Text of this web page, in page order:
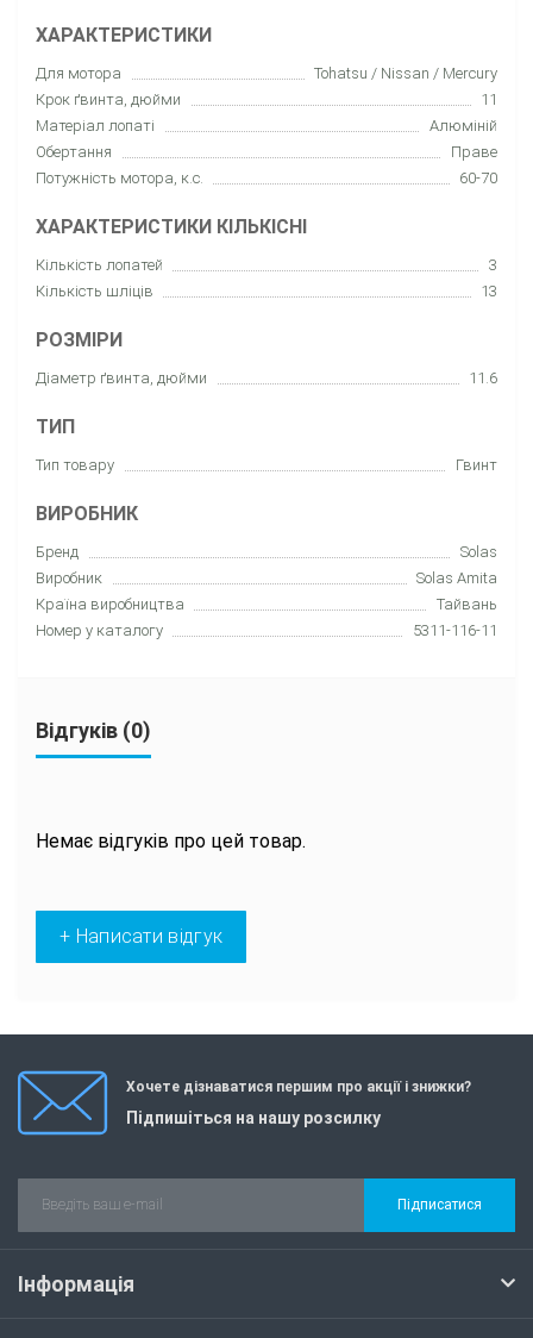
ХАРАКТЕРИСТИКИ
Для мотора
Tohatsu / Nissan / Mercury
Крок ґвинта, дюйми
11
Матеріал лопаті
Алюміній
Обертання
Праве
Потужність мотора, к.с.
60-70
ХАРАКТЕРИСТИКИ КІЛЬКІСНІ
Кількість лопатей
3
Кількість шліців
13
РОЗМІРИ
Діаметр ґвинта, дюйми 11.6
ТИП
Тип товару Гвинт
ВИРОБНИК
Бренд
Solas
Виробник
Solas Amita
Країна виробництва
Тайвань
Номер у каталогу
5311-116-11
Відгуків (0)
Немає відгуків про цей товар.
+ Написати відгук
Хочете дізнаватися першим про акції і знижки?
Підпишіться на нашу розсилку
Підписатися
Інформація